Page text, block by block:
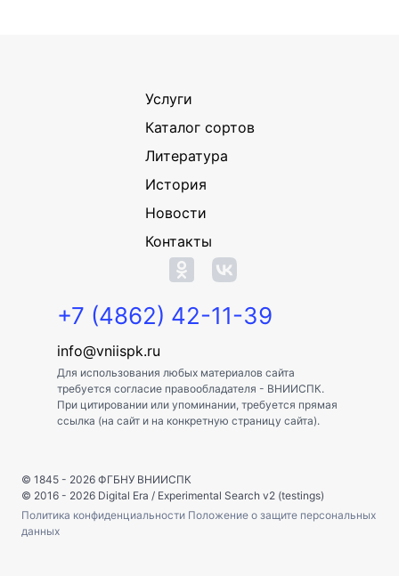
Услуги
Каталог сортов
Литература
История
Новости
Контакты
+7 (4862) 42-11-39
info@vniispk.ru
Для использования любых материалов сайта
требуется согласие правообладателя - ВНИИСПК.
При цитировании или упоминании, требуется прямая
ссылка (на сайт и на конкретную страницу сайта).
© 1845 - 2026 ФГБНУ ВНИИСПК
© 2016 - 2026 Digital Era / Experimental Search v2 (testings)
Политика конфиденциальности Положение о защите персональных
данных